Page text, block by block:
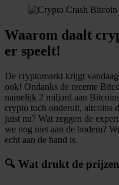
Waarom daalt
er speelt!
De cryptomarkt krijgt
ook! Ondanks de recente
namelijk 2 miljard aan
crypto toch onderuit, altcoins
juist nu? Wat zeggen de
we nog niet aan de bodem?
echt aan de hand is.
🔍 Wat drukt de